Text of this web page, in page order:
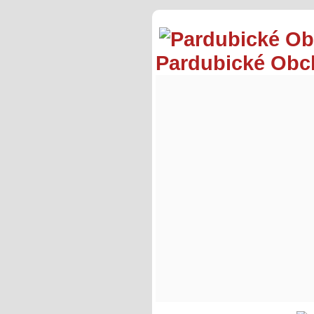
Pardubické